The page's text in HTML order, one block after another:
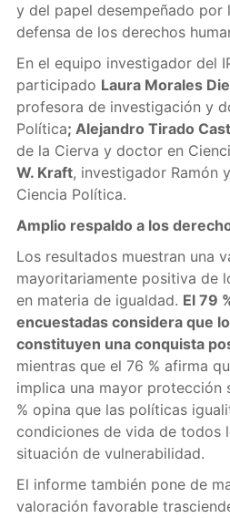
y del papel desempeñado por
defensa de los derechos
En el equipo investigador del
participado Laura Morales
profesora de investigación y
Política; Alejandro Tirado
de la Cierva y doctor en
W. Kraft, investigador Ramón
Ciencia Política.
Amplio respaldo a los
Los resultados muestran una
mayoritariamente positiva de
en materia de igualdad. El 79
encuestadas considera que
constituyen una conquista
mientras que el 76 % afirma
implica una mayor protección
% opina que las políticas
condiciones de vida de todos
situación de vulnerabilidad.
El informe también pone de
valoración favorable